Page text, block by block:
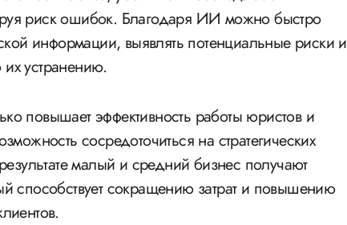
риск ошибок. Благодаря ИИ можно быстро
информации, выявлять потенциальные риски и
устранению.
повышает эффективность работы юристов и
сосредоточиться на стратегических
малый и средний бизнес получают
способствует сокращению затрат и повышению